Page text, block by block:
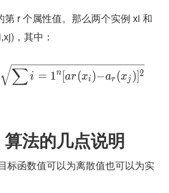
第 r 个属性值。那么两个实例 xi 和
，其中：
∑i = 1n ar(xi )−ar (xj ) 2
法的几点说明
标函数值可以为离散值也可以为实